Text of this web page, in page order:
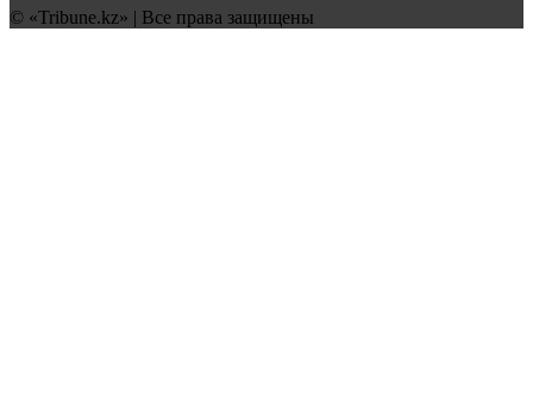
© «Tribune.kz» | Все права защищены